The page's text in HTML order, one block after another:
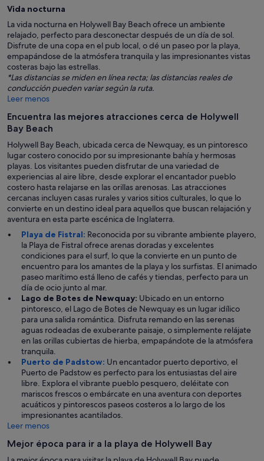
Vida nocturna
La vida nocturna en Holywell Bay Beach ofrece un ambiente
relajado, perfecto para desconectar después de un día de sol.
Disfrute de una copa en el pub local, o dé un paseo por la playa,
empapándose de la atmósfera tranquila y las impresionantes vistas
costeras bajo las estrellas.
*Las distancias se miden en línea recta; las distancias reales de
conducción pueden variar según la ruta.
Leer menos
Encuentra las mejores atracciones cerca de Holywell
Bay Beach
Holywell Bay Beach, ubicada cerca de Newquay, es un pintoresco
lugar costero conocido por su impresionante bahía y hermosas
playas. Los visitantes pueden disfrutar de una variedad de
experiencias al aire libre, desde explorar el encantador pueblo
costero hasta relajarse en las orillas arenosas. Las atracciones
cercanas incluyen casas rurales y varios sitios culturales, lo que lo
convierte en un destino ideal para aquellos que buscan relajación y
aventura en esta parte escénica de Inglaterra.
Playa de Fistral: Reconocida por su vibrante ambiente playero,
la Playa de Fistral ofrece arenas doradas y excelentes
condiciones para el surf, lo que la convierte en un punto de
encuentro para los amantes de la playa y los surfistas. El animado
paseo marítimo está lleno de cafés y tiendas, perfecto para un
día de ocio junto al mar.
Lago de Botes de Newquay: Ubicado en un entorno
pintoresco, el Lago de Botes de Newquay es un lugar idílico
para una salida romántica. Disfruta remando en las serenas
aguas rodeadas de exuberante paisaje, o simplemente relájate
en las orillas cubiertas de hierba, empapándote de la atmósfera
tranquila.
Puerto de Padstow: Un encantador puerto deportivo, el
Puerto de Padstow es perfecto para los entusiastas del aire
libre. Explora el vibrante pueblo pesquero, deléitate con
mariscos frescos o embárcate en una aventura con deportes
acuáticos y pintorescos paseos costeros a lo largo de los
impresionantes acantilados.
Leer menos
Mejor época para ir a la playa de Holywell Bay